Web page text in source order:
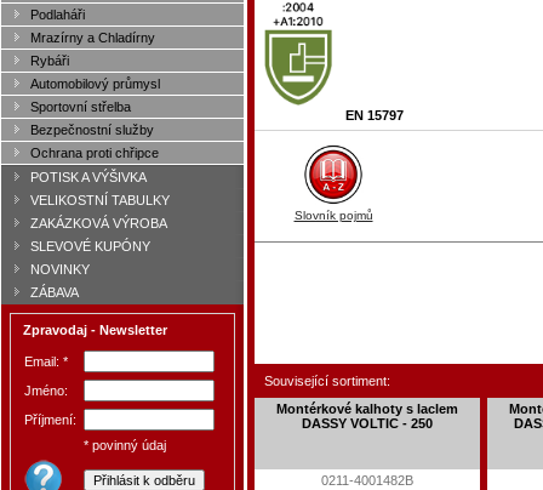
Podlaháři
Mrazírny a Chladírny
Rybáři
Automobilový průmysl
Sportovní střelba
Bezpečnostní služby
Ochrana proti chřipce
POTISK A VÝŠIVKA
VELIKOSTNÍ TABULKY
ZAKÁZKOVÁ VÝROBA
SLEVOVÉ KUPÓNY
NOVINKY
ZÁBAVA
Zpravodaj - Newsletter
Email: *
Jméno:
Příjmení:
* povinný údaj
EN 15797
Slovník pojmů
Související sortiment:
Montérkové kalhoty s laclem
DASSY VOLTIC - 250
0211-4001482B